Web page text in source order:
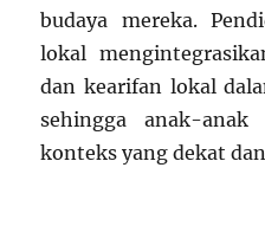
budaya mereka.
lokal
dan kearifan lokal
sehingga anak-
konteks yang dekat